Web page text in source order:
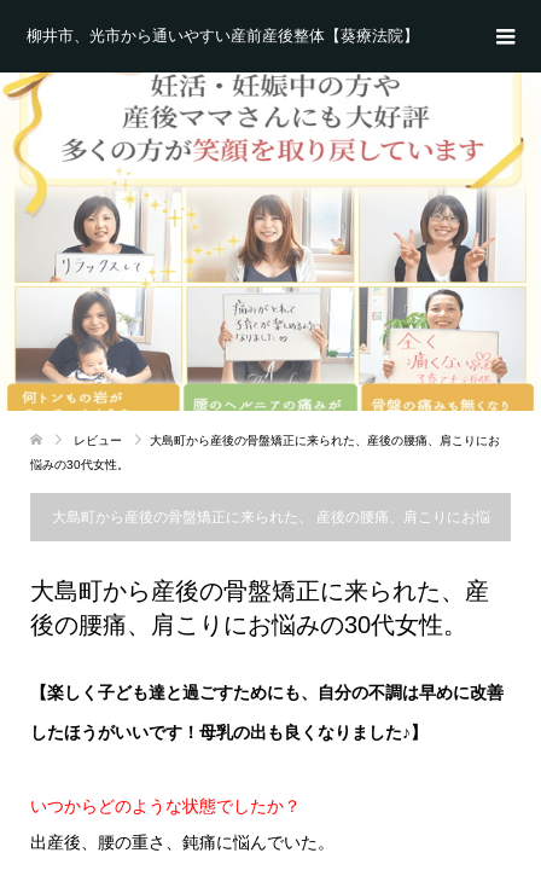
柳井市、光市から通いやすい産前産後整体【葵療法院】
レビュー
大島町から産後の骨盤矯正に来られた、産後の腰痛、肩こりにお
悩みの30代女性。
大島町から産後の骨盤矯正に来られた、 産後の腰痛、肩こりにお悩
大島町から産後の骨盤矯正に来られた、産
後の腰痛、肩こりにお悩みの30代女性。
【楽しく子ども達と過ごすためにも、自分の不調は早めに改善
したほうがいいです！ 母乳の出も良くなりました♪】
いつからどのような状態でしたか？
出産後、腰の重さ、鈍痛に悩んでいた。